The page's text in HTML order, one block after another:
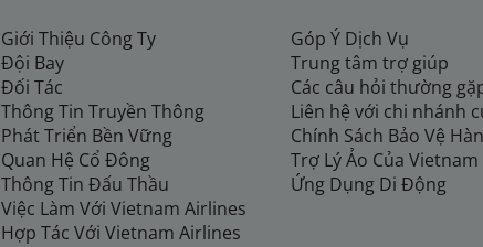
Giới Thiệu Công Ty
Đội Bay
Đối Tác
Thông Tin Truyền Thông
Phát Triển Bền Vững
Quan Hệ Cổ Đông
Thông Tin Đấu Thầu
Việc Làm Với Vietnam Airlines
Hợp Tác Với Vietnam Airlines
Góp Ý Dịch Vụ
Trung tâm trợ giúp
Các câu hỏi thường
Liên hệ với chi nhánh
Chính Sách Bảo Vệ
Trợ Lý Ảo Của
Ứng Dụng Di Động